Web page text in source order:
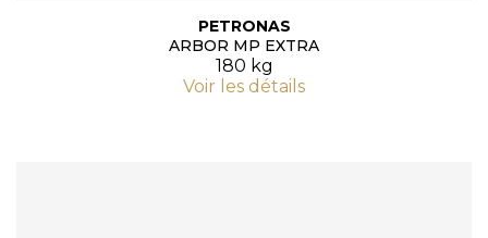
PETRONAS
ARBOR MP EXTRA
180 kg
Voir les détails